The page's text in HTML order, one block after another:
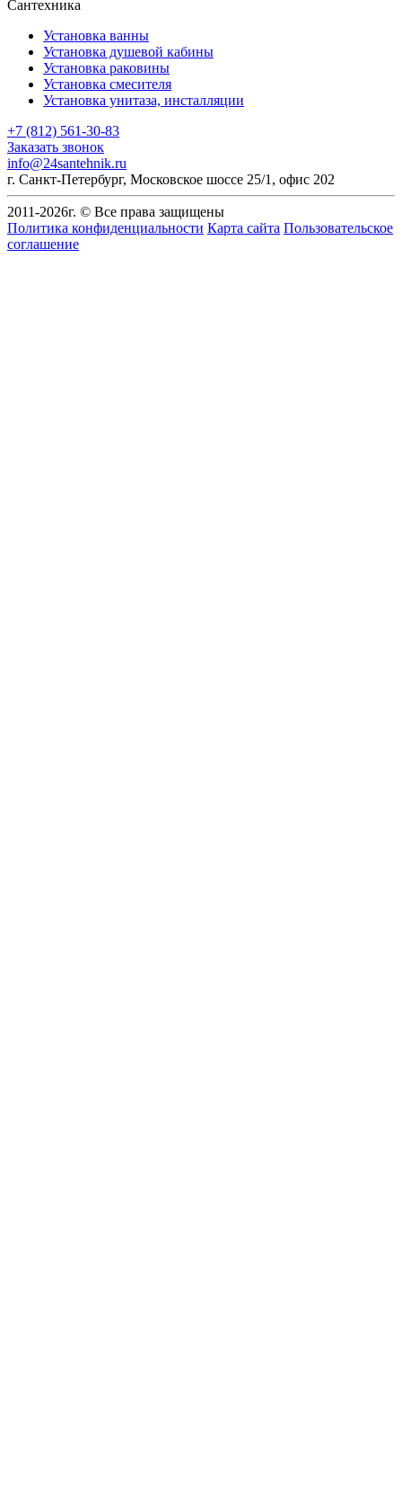
Сантехника
Установка ванны
Установка душевой кабины
Установка раковины
Установка смесителя
Установка унитаза, инсталляции
+7 (812) 561-30-83
Заказать звонок
info@24santehnik.ru
г. Санкт-Петербург, Московское шоссе 25/1, офис 202
2011-2026г. © Все права защищены
Политика конфиденциальности Карта сайта Пользовательское
соглашение